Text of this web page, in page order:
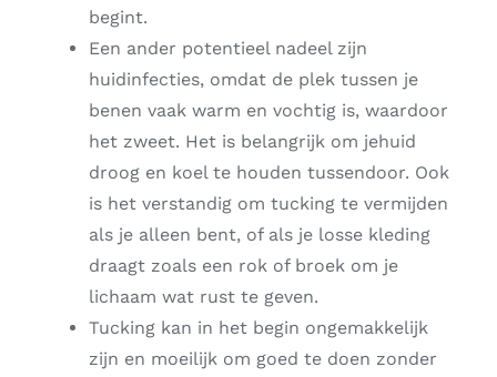
begint.
Een ander potentieel nadeel zijn
huidinfecties, omdat de plek tussen je
benen vaak warm en vochtig is, waardoor
het zweet. Het is belangrijk om jehuid
droog en koel te houden tussendoor. Ook
is het verstandig om tucking te vermijden
als je alleen bent, of als je losse kleding
draagt zoals een rok of broek om je
lichaam wat rust te geven.
Tucking kan in het begin ongemakkelijk
zijn en moeilijk om goed te doen zonder